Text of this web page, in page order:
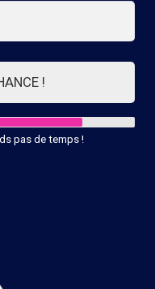
!
pas de temps !